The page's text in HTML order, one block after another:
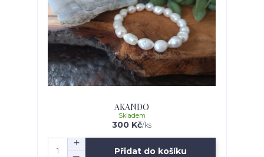
AKANDO
300 Kč/ks
Skladem
Přidat do košíku